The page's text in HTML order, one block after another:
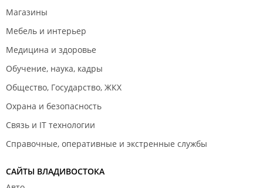
Магазины
Мебель и интерьер
Медицина и здоровье
Обучение, наука, кадры
Общество, Государство, ЖКХ
Охрана и безопасность
Связь и IT технологии
Справочные, оперативные и экстренные службы
САЙТЫ ВЛАДИВОСТОКА